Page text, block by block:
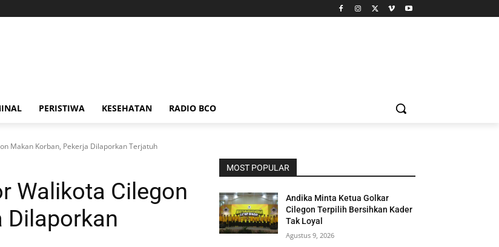
PERISTIWA KESEHATAN RADIO BCO
Makan Korban, Pekerja Dilaporkan Terjatuh
Walikota Cilegon
Dilaporkan
MOST POPULAR
Andika Minta Ketua Golkar
Cilegon Terpilih Bersihkan Kader
Tak Loyal
Agustus 9, 2026